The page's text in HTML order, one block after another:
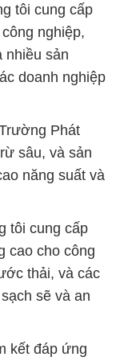
tôi cung cấp
nghiệp,
nhiều sản
doanh nghiệp
Phát
sâu, và sản
năng suất và
tôi cung cấp
cao cho công
thải, và các
sẽ và an
kết đáp ứng